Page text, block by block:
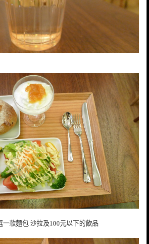
一款麵包 沙拉及100元以下的飲品